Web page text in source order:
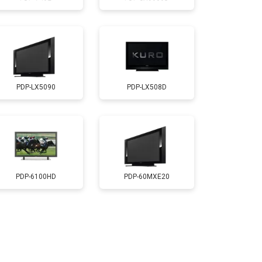
5200 ₽ Заказать
3100 ₽
3700 ₽ Заказать
5500 ₽ Заказать
3900 ₽
PDP-LX5090 PDP-LX508D
PDP-6100HD PDP-60MXE20